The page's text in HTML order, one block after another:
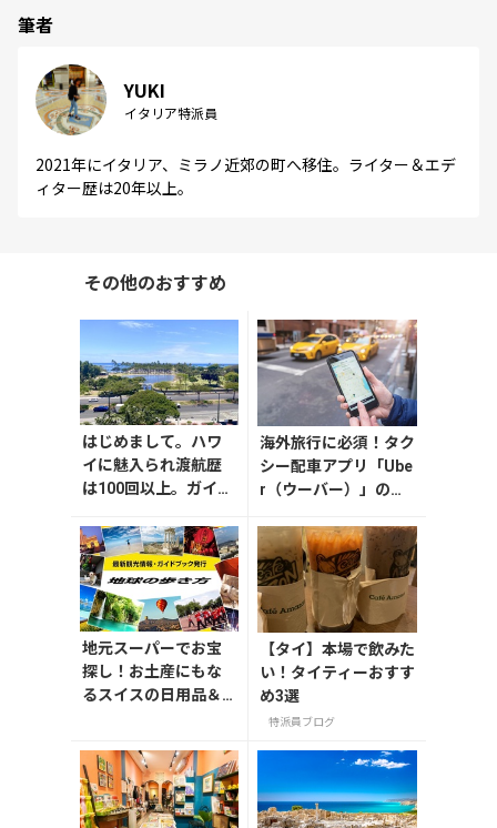
筆者
YUKI
イタリア特派員
2021年にイタリア、ミラノ近郊の町へ移住。ライター＆エデ
ィター歴は20年以上。
その他のおすすめ
はじめまして。ハワ
イに魅入られ渡航歴
は100回以上。ガイド
筆、ブログやインス
タグラムで、その魅力
や情報、過ごし方な
どを旅行者目線でお
届けしています、小笠
原リサと申します。私
にとってハワイは、
世界でいちばん居心
ポット！ 海で心身を
浄化し、山で深い癒
しを感じ、空の青さ
海外旅行に必須！タク
シー配車アプリ「Ube
r（ウーバー）」の登
地元スーパーでお宝
探し！お土産にもな
るスイスの日用品＆
【タイ】本場で飲みた
い！タイティーおすす
め3選
特派員ブログ